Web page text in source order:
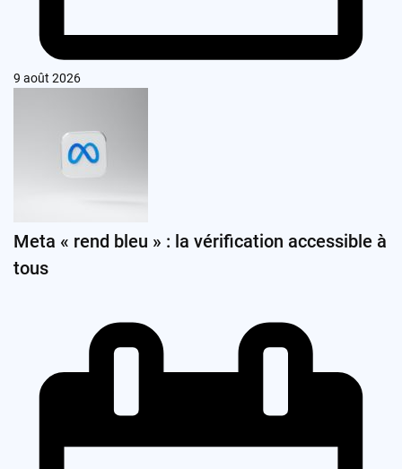
9 août 2026
Meta « rend bleu » : la vérification accessible à
tous